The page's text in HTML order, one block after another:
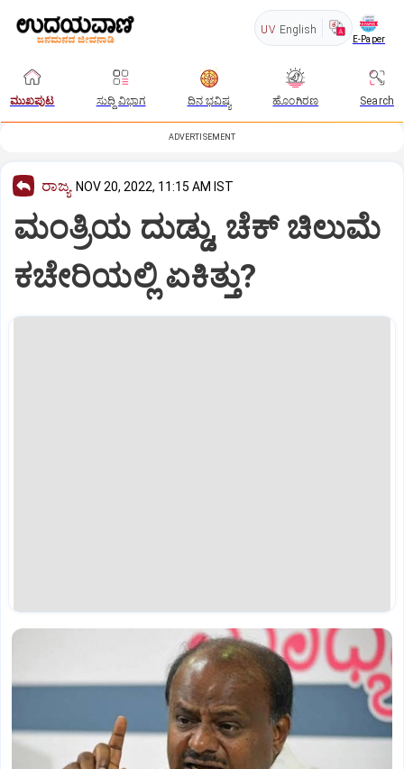
UV English
E-Paper
ಮುಖಪುಟ ಸುದ್ದಿ ವಿಭಾಗ ದಿನ ಭವಿಷ್ಯ ಹೊಂಗಿರಣ Search
ADVERTISEMENT
ರಾಜ್ಯ NOV 20, 2022, 11:15 AM IST
ಮಂತ್ರಿಯ ದುಡ್ಡು, ಚೆಕ್‌ ಚಿಲುಮೆ
ಕಚೇರಿಯಲ್ಲಿ ಏಕಿತ್ತು?